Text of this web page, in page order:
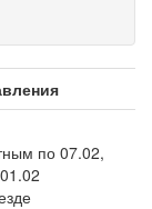
по 07.02,